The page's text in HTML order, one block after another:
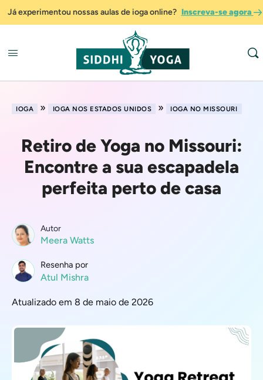
Já experimentou nossas aulas de ioga online? Inscreva-se agora
IOGA » IOGA NOS ESTADOS UNIDOS » IOGA NO MISSOURI
Retiro de Yoga no Missouri:
Encontre a sua escapadela
perfeita perto de casa
Autor
Meera Watts
Resenha por
Atul Mishra
Atualizado em 8 de maio de 2026